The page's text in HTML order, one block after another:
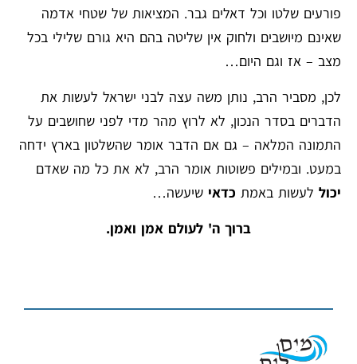
פורעים שלטו וכל דאלים גבר. המציאות של שטחי אדמה
שאינם מיושבים ולחוק אין שליטה בהם היא גורם שלילי בכל
מצב – אז וגם היום…
לכן, מסביר הרב, נותן משה עצה לבני ישראל לעשות את
הדברים בסדר הנכון, לא לרוץ מהר מדי לפני שחושבים על
התמונה המלאה – גם אם הדבר אומר שהשלטון בארץ ידחה
במעט. ובמילים פשוטות אומר הרב, לא את כל מה שאדם
יכול לעשות באמת כדאי שיעשה…
ברוך ה' לעולם אמן ואמן.